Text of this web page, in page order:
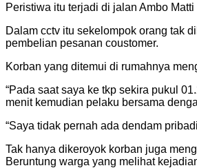
Peristiwa itu terjadi di jalan Ambo
Dalam cctv itu sekelompok orang tak
pembelian pesanan coustomer.
Korban yang ditemui di rumahnya
“Pada saat saya ke tkp sekira pukul
menit kemudian pelaku bersama
“Saya tidak pernah ada dendam
Tak hanya dikeroyok korban juga
Beruntung warga yang melihat